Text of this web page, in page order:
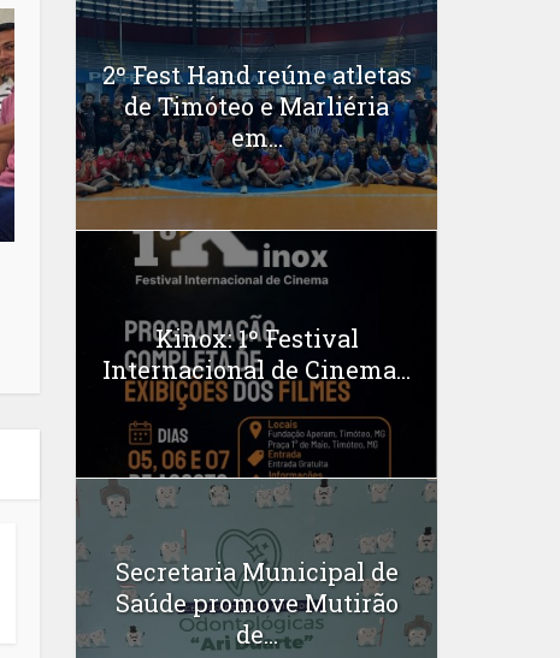
2º Fest Hand reúne atletas
de Timóteo e Marliéria
em...
Kinox: 1º Festival
Internacional de Cinema...
Secretaria Municipal de
Saúde promove Mutirão
de...